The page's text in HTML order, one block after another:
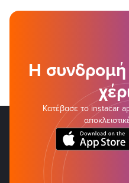
Η συνδρομή
Κατέβασε το instacar